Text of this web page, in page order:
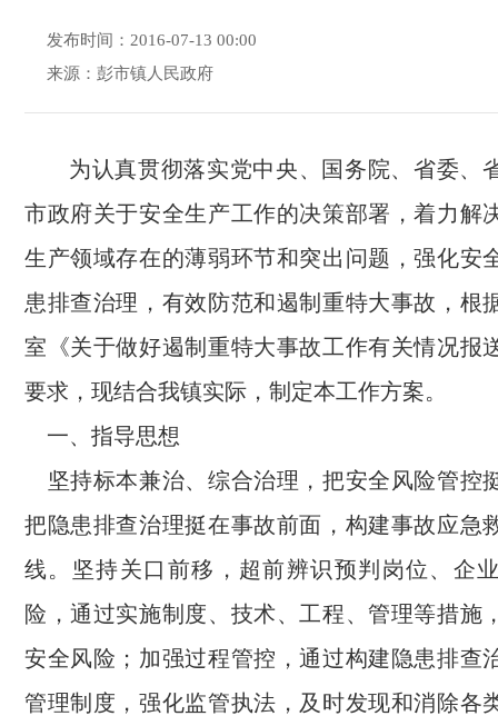
发布时间：2016-07-13 00:00
来源：彭市镇人民政府
为认真贯彻落实党中央、国务院、省委、
市政府关于安全生产工作的决策部署，着力解
生产领域存在的薄弱环节和突出问题，强化安
患排查治理，有效防范和遏制重特大事故，根
室《关于做好遏制重特大事故工作有关情况报
要求，现结合我镇实际，制定本工作方案。
一、指导思想
坚持标本兼治、综合治理，把安全风险管控
把隐患排查治理挺在事故前面，构建事故应急
线。坚持关口前移，超前辨识预判岗位、企
险，通过实施制度、技术、工程、管理等措施
安全风险；加强过程管控，通过构建隐患排查
管理制度，强化监管执法，及时发现和消除各